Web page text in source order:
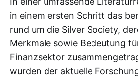
in einem ersten Schritt das
rund um die Silver Society,
Merkmale sowie Bedeutung
Finanzsektor
wurden der aktuelle